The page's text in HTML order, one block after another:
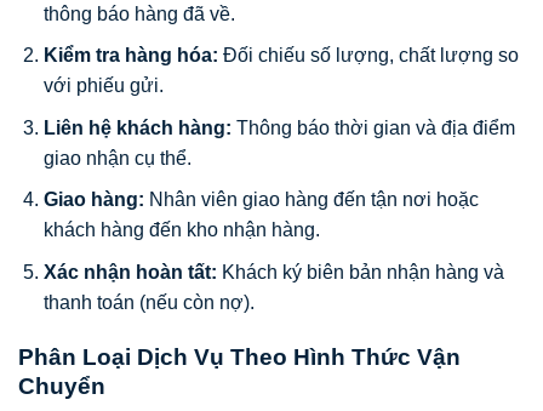
thông báo hàng đã về.
Kiểm tra hàng hóa: Đối chiếu số lượng, chất lượng so
với phiếu gửi.
Liên hệ khách hàng: Thông báo thời gian và địa điểm
giao nhận cụ thể.
Giao hàng: Nhân viên giao hàng đến tận nơi hoặc
khách hàng đến kho nhận hàng.
Xác nhận hoàn tất: Khách ký biên bản nhận hàng và
thanh toán (nếu còn nợ).
Phân Loại Dịch Vụ Theo Hình Thức Vận
Chuyển